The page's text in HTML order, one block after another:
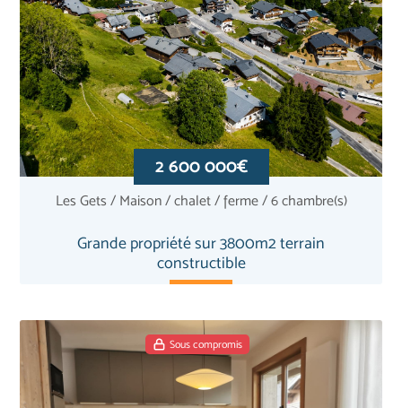
2 600 000€
Les Gets / Maison / chalet / ferme / 6 chambre(s)
Grande propriété sur 3800m2 terrain
constructible
Sous compromis